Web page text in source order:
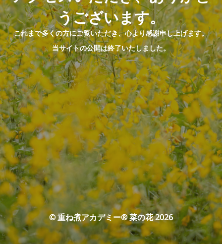
うございます。
これまで多くの方にご覧いただき、心より感謝申し上げます。
当サイトの公開は終了いたしました。
© 重ね煮アカデミー® 菜の花 2026